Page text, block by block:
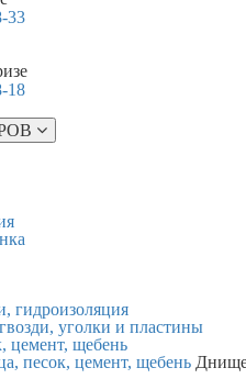
33
18
гидроизоляция
уголки и пластины
цемент, щебень
песок, цемент, щебень